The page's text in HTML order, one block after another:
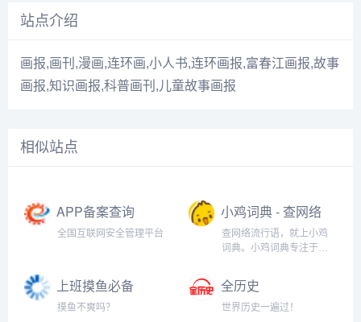
站点介绍
画报,画刊,漫画,连环画,小人书,连环画报,富春江画报,故事
画报,知识画报,科普画刊,儿童故事画报
相似站点
APP备案查询
全国互联网安全管理平台
小鸡词典 - 查网络
流行语，就上小
鸡词典
查网络流行语，就上小鸡
词典。小鸡词典专注于网
以最快的速度在全网捕捉
当下的网络热词。以简单
明了，清晰易懂的形式，
上班摸鱼必备
（假装电脑系统
摸鱼不爽吗？
全历史
世界历史一遍过！